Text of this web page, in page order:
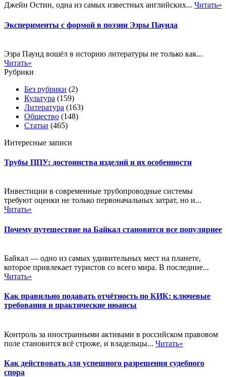
Джейн Остин, одна из самых известных английских... Читать»
Эксперименты с формой в поэзии Эзры Паунда
Эзра Паунд вошёл в историю литературы не только как...
Читать»
Рубрики
Без рубрики (2)
Культура (159)
Литература (163)
Общество (148)
Статьи (465)
Интересные записи
Трубы ППУ: достоинства изделий и их особенности
Инвестиции в современные трубопроводные системы
требуют оценки не только первоначальных затрат, но и...
Читать»
Почему путешествие на Байкал становится все популярнее
Байкал — одно из самых удивительных мест на планете,
которое привлекает туристов со всего мира. В последние...
Читать»
Как правильно подавать отчётность по КИК: ключевые
требования и практические нюансы
Контроль за иностранными активами в российском правовом
поле становится всё строже, и владельцы... Читать»
Как действовать для успешного разрешения судебного
спора